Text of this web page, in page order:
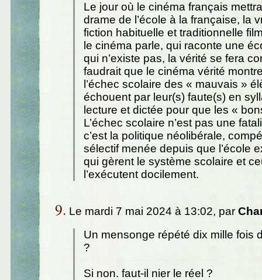
Le jour où le cinéma français
drame de l’école à la française, la
fiction habituelle et traditionnelle
le cinéma parle, qui raconte une
qui n’existe pas, la vérité se fera
faudrait que le cinéma vérité
l’échec scolaire des « mauvais »
échouent par leur(s) faute(s) en
lecture et dictée pour que les «
L’échec scolaire n’est pas une
c’est la politique néolibérale,
sélectif menée depuis que l’école
qui gèrent le système scolaire et
l’exécutent docilement.
9. Le mardi 7 mai 2024 à 13:02, par
Un mensonge répété dix mille fois
?
Si non. faut-il nier le réel ?